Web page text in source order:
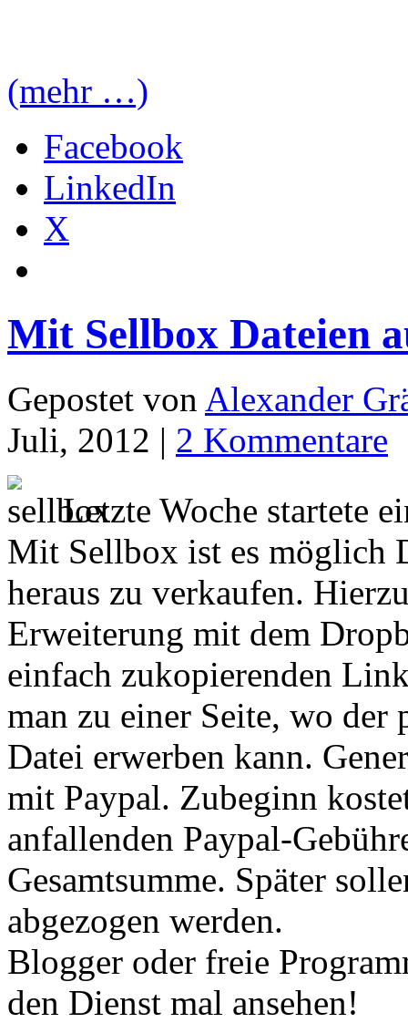
(mehr …)
Facebook
LinkedIn
X
Mit Sellbox Dateien
Gepostet von Alexander
Juli, 2012 | 2 Kommentare
Letzte Woche startete
Mit Sellbox ist es möglich
heraus zu verkaufen.
Erweiterung mit dem
einfach zukopierenden
man zu einer Seite, wo
Datei erwerben kann.
mit Paypal. Zubeginn
anfallenden Paypal-
Gesamtsumme. Später
abgezogen werden.
Blogger oder freie
den Dienst mal ansehen!